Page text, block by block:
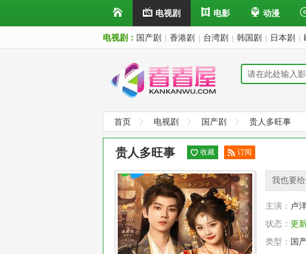
电视剧 电影 动漫
电视剧： 国产剧 香港剧 台湾剧 韩国剧 日本剧
首页 电视剧 国产剧 贵人多旺事
贵人多旺事 收藏
订阅
阅
我也要
主演： 卢
状态： 更
类型： 国